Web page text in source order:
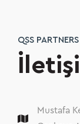
QSS PARTNERS

Mustafa